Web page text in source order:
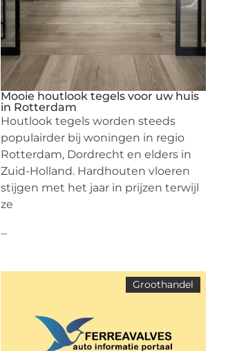
Mooie houtlook tegels voor uw huis
in Rotterdam
Houtlook tegels worden steeds
populairder bij woningen in regio
Rotterdam, Dordrecht en elders in
Zuid-Holland. Hardhouten vloeren
stijgen met het jaar in prijzen terwijl
ze
...
Groothandel